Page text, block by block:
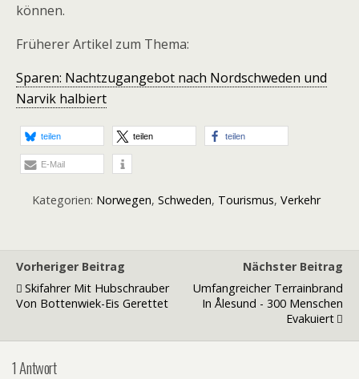
können.
Früherer Artikel zum Thema:
Sparen: Nachtzugangebot nach Nordschweden und
Narvik halbiert
teilen teilen teilen
E-Mail
Kategorien: Norwegen, Schweden, Tourismus, Verkehr
Vorheriger Beitrag
Skifahrer Mit Hubschrauber
Von Bottenwiek-Eis Gerettet
Nächster Beitrag
Umfangreicher Terrainbrand
In Ålesund - 300 Menschen
Evakuiert
1 Antwort